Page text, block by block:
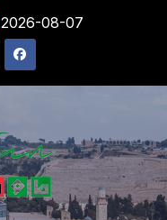
2026-08-07